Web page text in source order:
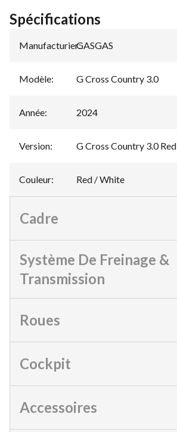
Spécifications
Manufacturier:
GASGAS
Modèle: G Cross Country 3.0
Année: 2024
Version: G Cross Country 3.0
Couleur: Red / White
Cadre
Système De Freinage &
Transmission
Roues
Cockpit
Accessoires